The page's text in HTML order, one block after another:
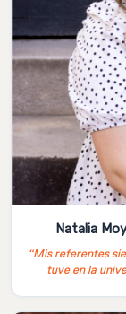
Natalia
“Mis referentes
tuve en la